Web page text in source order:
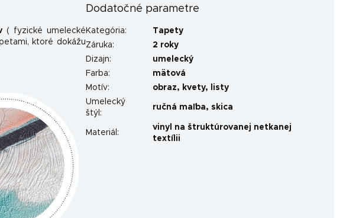
( fyzické umelecké
ktoré dokážu
Dodatočné parametre
Kategória:
Tapety
Záruka:
2 roky
Dizajn:
umelecký
Farba:
mätová
Motív: obraz, kvety,
listy
Umelecký
štýl :
ručná maľba,skica
Materiál :
vinyl na štruktúrovanej netkanej
textílii